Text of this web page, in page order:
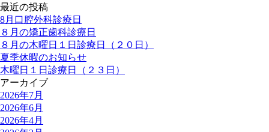
最近の投稿
8月口腔外科診療日
８月の矯正歯科診療日
８月の木曜日１日診療日（２０日）
夏季休暇のお知らせ
木曜日１日診療日（２３日）
アーカイブ
2026年7月
2026年6月
2026年4月